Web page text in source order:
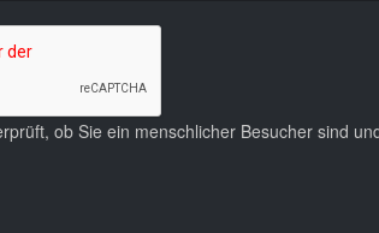
ob Sie ein menschlicher Besucher sind